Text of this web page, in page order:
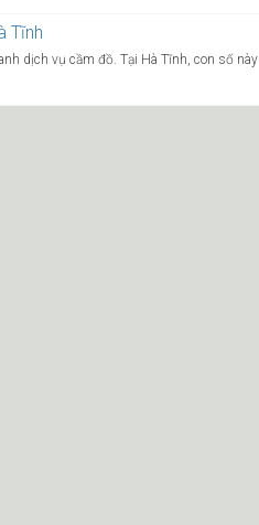
Tĩnh
dịch vụ cầm đồ. Tại Hà Tĩnh, con số này